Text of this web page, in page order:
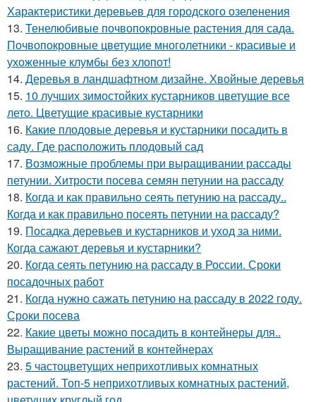
Характеристики деревьев для городского озеленения
13. Тенелюбивые почвопокровные растения для сада.
Почвопокровные цветущие многолетники - красивые и
ухоженные клумбы без хлопот!
14. Деревья в ландшафтном дизайне. Хвойные деревья
15. 10 лучших зимостойких кустарников цветущие все
лето. Цветущие красивые кустарники
16. Какие плодовые деревья и кустарники посадить в
саду. Где расположить плодовый сад
17. Возможные проблемы при выращивании рассады
петунии. Хитрости посева семян петунии на рассаду
18. Когда и как правильно сеять петунию на рассаду..
Когда и как правильно посеять петунии на рассаду?
19. Посадка деревьев и кустарников и уход за ними.
Когда сажают деревья и кустарники?
20. Когда сеять петунию на рассаду в России. Сроки
посадочных работ
21. Когда нужно сажать петунию на рассаду в 2022 году.
Сроки посева
22. Какие цветы можно посадить в контейнеры для..
Выращивание растений в контейнерах
23. 5 частоцветущих неприхотливых комнатных
растений. Топ-5 неприхотливых комнатных растений,